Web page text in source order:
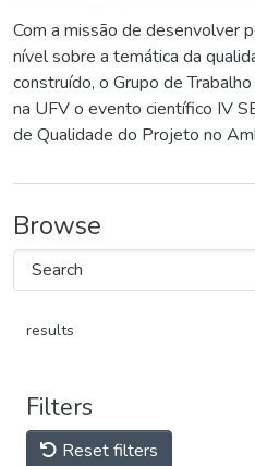
Com a missão de desenvolver
nível sobre a temática da
construído, o Grupo de
na UFV o evento científico IV
de Qualidade do Projeto no
Browse
results
Filters
Reset filters